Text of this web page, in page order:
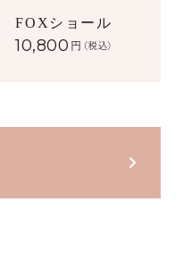
FOXショール
10,800 円 (税込)